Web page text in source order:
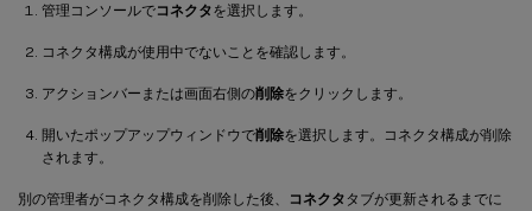
管理コンソールでコネクタを選択します。
コネクタ構成が使用中でないことを確認します。
アクションバーまたは画面右側の削除をクリックします。
開いたポップアップウィンドウで削除を選択します。コネクタ構成が削除
されます。
別の管理者がコネクタ構成を削除した後、 コネクタタブが更新されるまでに